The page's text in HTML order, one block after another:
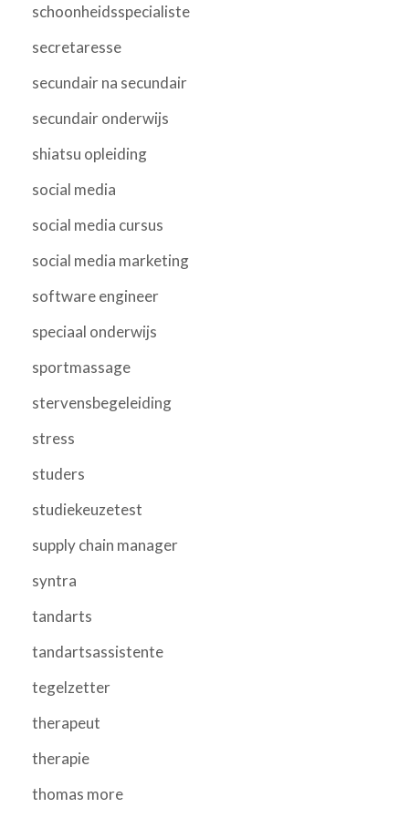
schoonheidsspecialiste
secretaresse
secundair na secundair
secundair onderwijs
shiatsu opleiding
social media
social media cursus
social media marketing
software engineer
speciaal onderwijs
sportmassage
stervensbegeleiding
stress
studers
studiekeuzetest
supply chain manager
syntra
tandarts
tandartsassistente
tegelzetter
therapeut
therapie
thomas more